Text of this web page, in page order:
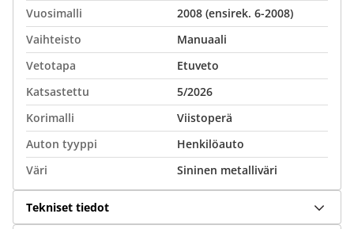
Vuosimalli
2008 (ensirek. 6-2008)
Vaihteisto
Manuaali
Vetotapa
Etuveto
Katsastettu
5/2026
Korimalli
Viistoperä
Auton tyyppi
Henkilöauto
Väri
Sininen metalliväri
Tekniset tiedot